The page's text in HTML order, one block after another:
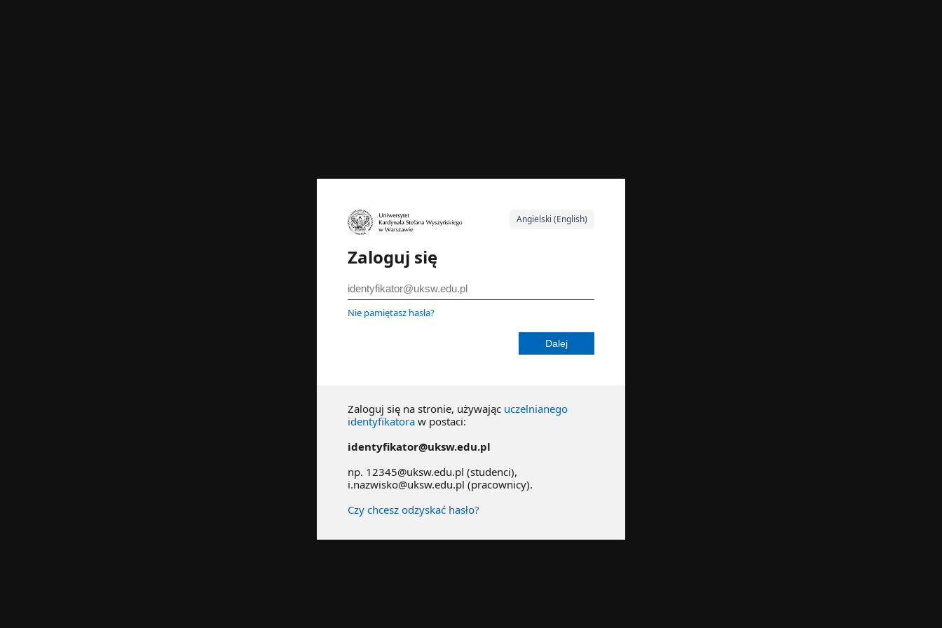
Angielski (English)
Zaloguj się
Nie pamiętasz hasła?
Zaloguj się na stronie, używając uczelnianego
identyfikatora w postaci:
identyfikator@uksw.edu.pl
np. 12345@uksw.edu.pl (studenci),
i.nazwisko@uksw.edu.pl (pracownicy).
Czy chcesz odzyskać hasło?